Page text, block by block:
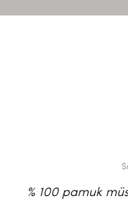
% 100 pamuk